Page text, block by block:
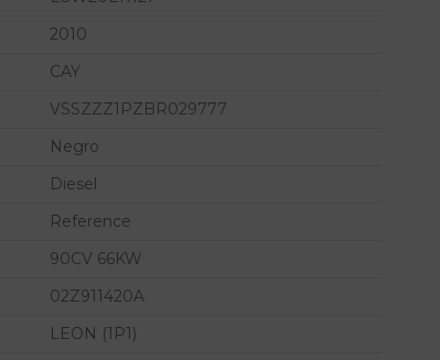
2010
CAY
VSSZZZ1PZBR029777
Negro
Diesel
Reference
90CV 66KW
02Z911420A
LEON (1P1)